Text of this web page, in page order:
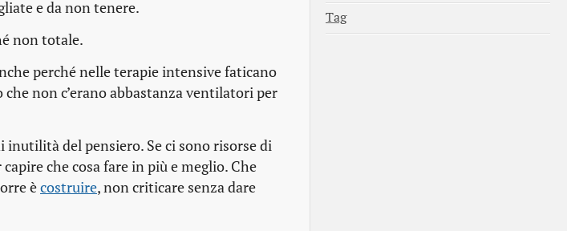
e da non tenere.
non totale.
perché nelle terapie intensive faticano
non c’erano abbastanza ventilatori per
del pensiero. Se ci sono risorse di
che cosa fare in più e meglio. Che
ècostruire, non criticare senza dare
Tag